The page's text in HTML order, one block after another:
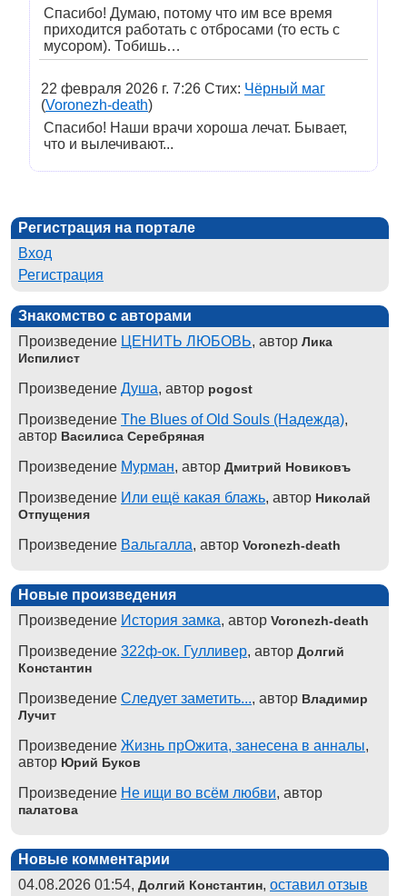
Спасибо! Думаю, потому что им все время
приходится работать с отбросами (то есть с
мусором). Тобишь…
22 февраля 2026 г. 7:26 Стих: Чëрный маг
(Voronezh-death)
Спасибо! Наши врачи хороша лечат. Бывает,
что и вылечивают...
Регистрация на портале
Вход
Регистрация
Знакомство с авторами
Произведение ЦЕНИТЬ ЛЮБОВЬ, автор Лика
Испилист
Произведение Душа, автор pogost
Произведение The Blues of Old Souls (Надежда),
автор Василиса Серебряная
Произведение Мурман, автор Дмитрий Новиковъ
Произведение Или ещё какая блажь, автор Николай
Отпущения
Произведение Вальгалла, автор Voronezh-death
Новые произведения
Произведение История замка, автор Voronezh-death
Произведение 322ф-ок. Гулливер, автор Долгий
Константин
Произведение Следует заметить..., автор Владимир
Лучит
Произведение Жизнь прОжита, занесена в анналы,
автор Юрий Буков
Произведение Не ищи во всём любви, автор
палатова
Новые комментарии
04.08.2026 01:54, Долгий Константин, оставил отзыв